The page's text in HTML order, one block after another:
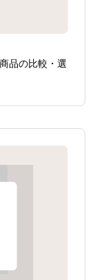
品の比較・選